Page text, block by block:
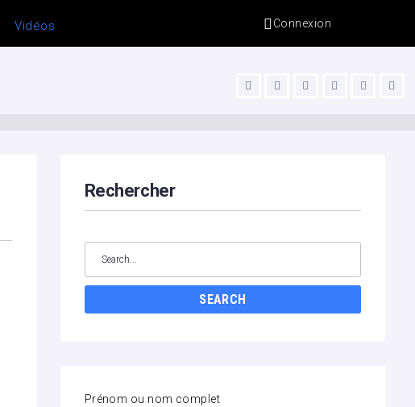
Vidéos Connexion
Rechercher
SEARCH
Prénom ou nom complet